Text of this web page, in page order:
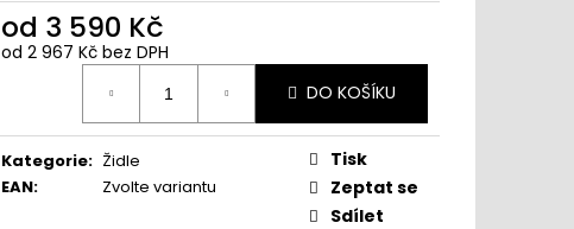
od 3 590 Kč
od 2 967 Kč bez DPH
DO KOŠÍKU
Kategorie: Židle
EAN: Zvolte variantu
Tisk
Zeptat se
Sdílet
www.sedimdobre.cz - Chat
Sedimdobre podpora